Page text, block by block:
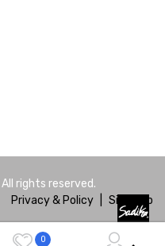
0
All rights reserved.
Privacy & Policy
Site Map